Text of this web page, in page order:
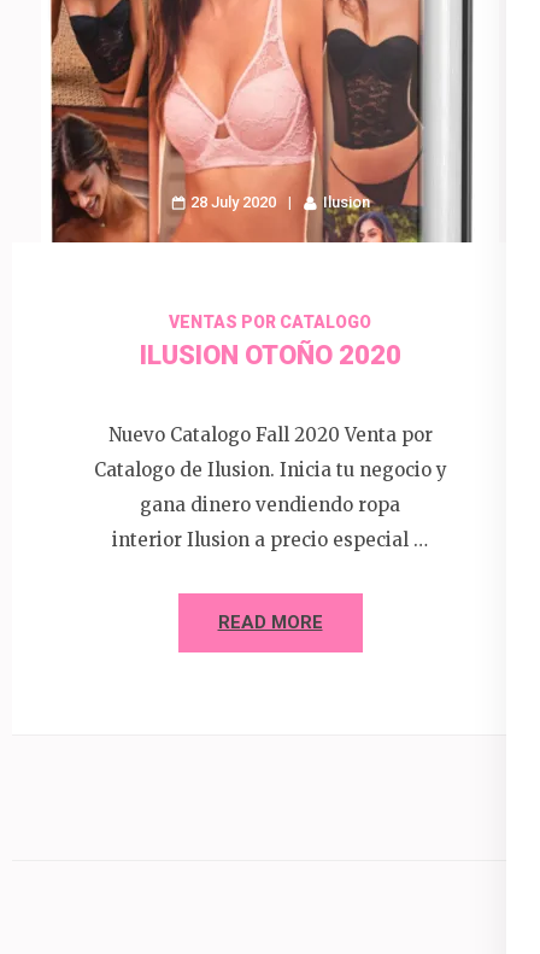
28 July 2020 Ilusion
VENTAS POR CATALOGO
ILUSION OTOÑO 2020
Nuevo Catalogo Fall 2020 Venta por
Catalogo de Ilusion. Inicia tu negocio y
gana dinero vendiendo ropa
interior Ilusion a precio especial …
READ MORE